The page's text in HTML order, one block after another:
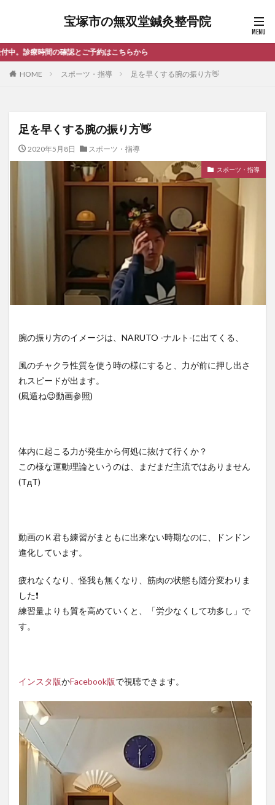
宝塚市の無双堂鍼灸整骨院
こちらから
HOME スポーツ・指導 足を早くする腕の振り方👋
足を早くする腕の振り方👋
2020年5月8日 スポーツ・指導
スポーツ・指導
腕の振り方のイメージは、NARUTO -ナルト-に出てくる、
風のチャクラ性質を使う時の様にすると、力が前に押し出さ
れスピードが出ます。
(風遁ね😉動画参照)
体内に起こる力が発生から何処に抜けて行くか？
この様な運動理論というのは、まだまだ主流ではありません
(TдT)
動画のＫ君も練習がまともに出来ない時期なのに、ドンドン
進化しています。
疲れなくなり、怪我も無くなり、筋肉の状態も随分変わりま
した❗
練習量よりも質を高めていくと、「労少なくして功多し」で
す。
インスタ版かFacebook版で視聴できます。